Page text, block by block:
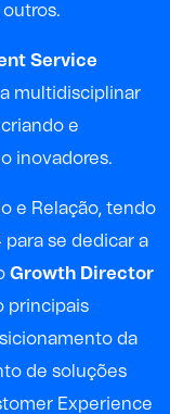
Service
multidisciplinar
criando e
inovadores.
e Relação, tendo
para se dedicar a
Growth Director
principais
da
de soluções
Experience